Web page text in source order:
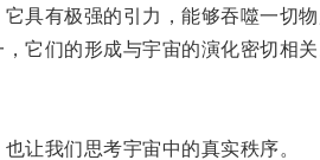
有极强的引力，能够吞噬一切物
们的形成与宇宙的演化密切相关
我们思考宇宙中的真实秩序。